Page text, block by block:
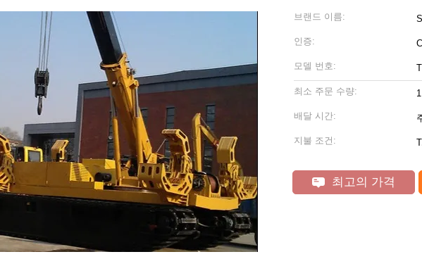
브랜드 이름:
인증:
모델 번호:
최소 주문 수량: 1
배달 시간:
지불 조건:
최고의 가격